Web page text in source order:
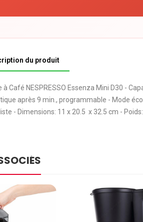
du produit
à Café NESPRESSO Essenza Mini D30 -
après 9 min., programmable - Mode
- Dimensions: 11 x 20.5 x 32.5 cm -